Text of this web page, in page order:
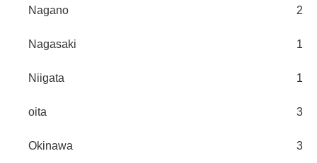
Nagano 2
Nagasaki 1
Niigata 1
oita 3
Okinawa 3